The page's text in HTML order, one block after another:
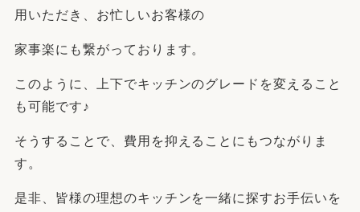
用いただき、お忙しいお客様の
家事楽にも繋がっております。
このように、上下でキッチンのグレードを変えること
も可能です♪
そうすることで、費用を抑えることにもつながりま
す。
是非、皆様の理想のキッチンを一緒に探すお手伝いを